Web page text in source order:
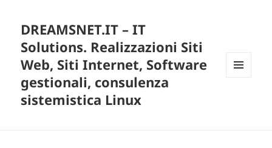
DREAMSNET.IT – IT
Solutions. Realizzazioni Siti
Web, Siti Internet, Software
gestionali, consulenza
sistemistica Linux